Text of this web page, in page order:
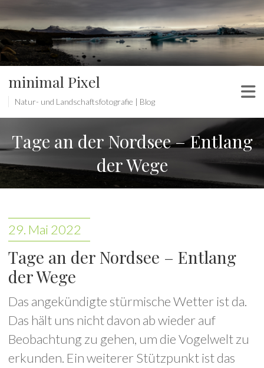
minimal Pixel
Natur- und Landschaftsfotografie | Blog
Tage an der Nordsee – Entlang
der Wege
29. Mai 2022
Tage an der Nordsee – Entlang
der Wege
Das angekündigte stürmische Wetter ist da.
Das hält uns nicht davon ab wieder auf
Beobachtung zu gehen, um die Vogelwelt zu
erkunden. Ein weiterer Stützpunkt ist das